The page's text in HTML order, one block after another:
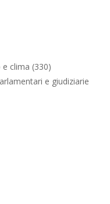
clima (330)
e giudiziarie